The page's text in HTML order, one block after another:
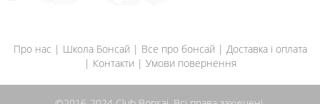
Про нас | Школа Бонсай | Все про бонсай | Доставка і оплата
| Контакти | Умови повернення